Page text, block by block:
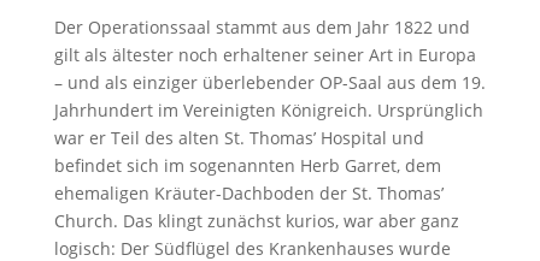
Der Operationssaal stammt aus dem Jahr 1822 und
gilt als ältester noch erhaltener seiner Art in Europa
– und als einziger überlebender OP-Saal aus dem 19.
Jahrhundert im Vereinigten Königreich. Ursprünglich
war er Teil des alten St. Thomas’ Hospital und
befindet sich im sogenannten Herb Garret, dem
ehemaligen Kräuter-Dachboden der St. Thomas’
Church. Das klingt zunächst kurios, war aber ganz
logisch: Der Südflügel des Krankenhauses wurde